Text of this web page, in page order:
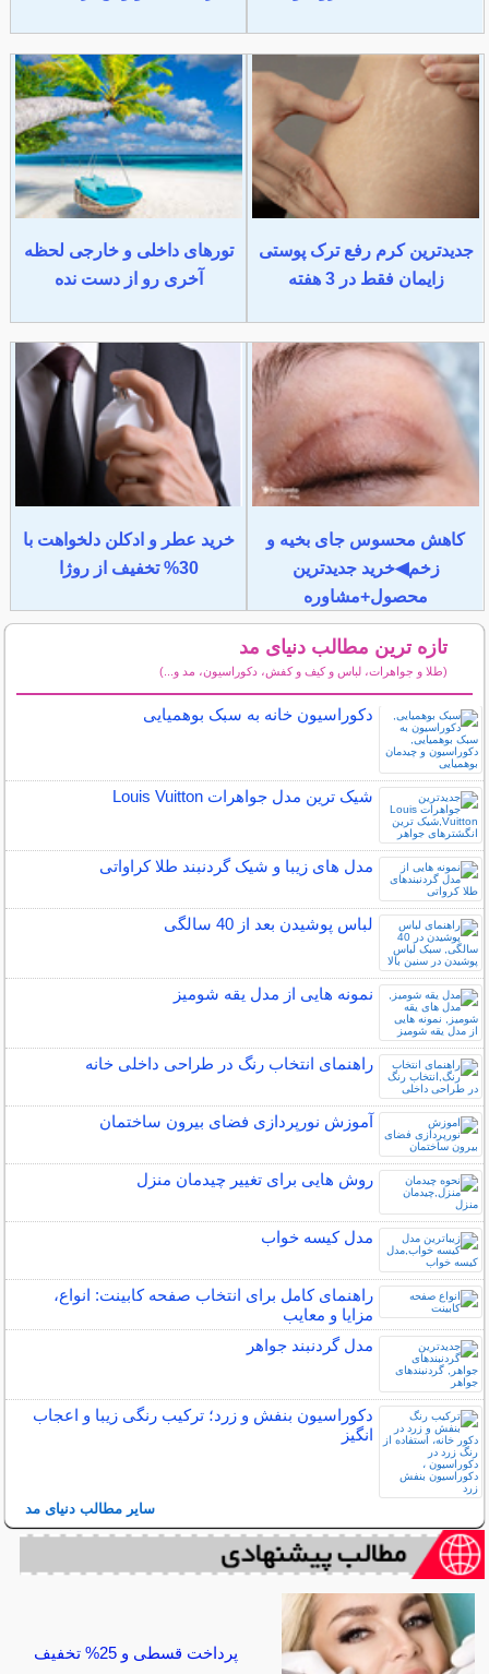
جدیدترین کرم رفع ترک پوستی
زایمان فقط در 3 هفته
تورهای داخلی و خارجی لحظه
آخری رو از دست نده
کاهش محسوس جای بخیه و
زخم◀خرید جدیدترین
محصول+مشاوره
خرید عطر و ادکلن دلخواهت با
30% تخفیف از روژا
تازه ترین مطالب دنیای مد
(طلا و جواهرات، لباس و کیف و کفش، دکوراسیون، مد و...)
دکوراسیون خانه به سبک بوهمیایی
شیک ترین مدل جواهرات Louis Vuitton
مدل های زیبا و شیک گردنبند طلا کراواتی
لباس پوشیدن بعد از 40 سالگی
نمونه هایی از مدل یقه شومیز
راهنمای انتخاب رنگ در طراحی داخلی خانه
آموزش نورپردازی فضای بیرون ساختمان
روش هایی برای تغییر چیدمان منزل
مدل کیسه خواب
راهنمای کامل برای انتخاب صفحه کابینت: انواع،
مزایا و معایب
مدل گردنبند جواهر
دکوراسیون بنفش و زرد؛ ترکیب رنگی زیبا و اعجاب
انگیز
سایر مطالب دنیای مد
پرداخت قسطی و 25% تخفیف